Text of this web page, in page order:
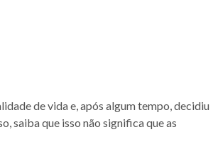
de vida e, após algum tempo, decidiu
saiba que isso não significa que as